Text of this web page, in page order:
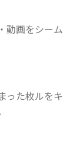
動画をシーム
った枚ルをキ